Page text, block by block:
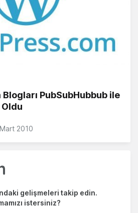
PubSubHubbub ile
2010
gelişmeleri takip edin.
istersiniz?